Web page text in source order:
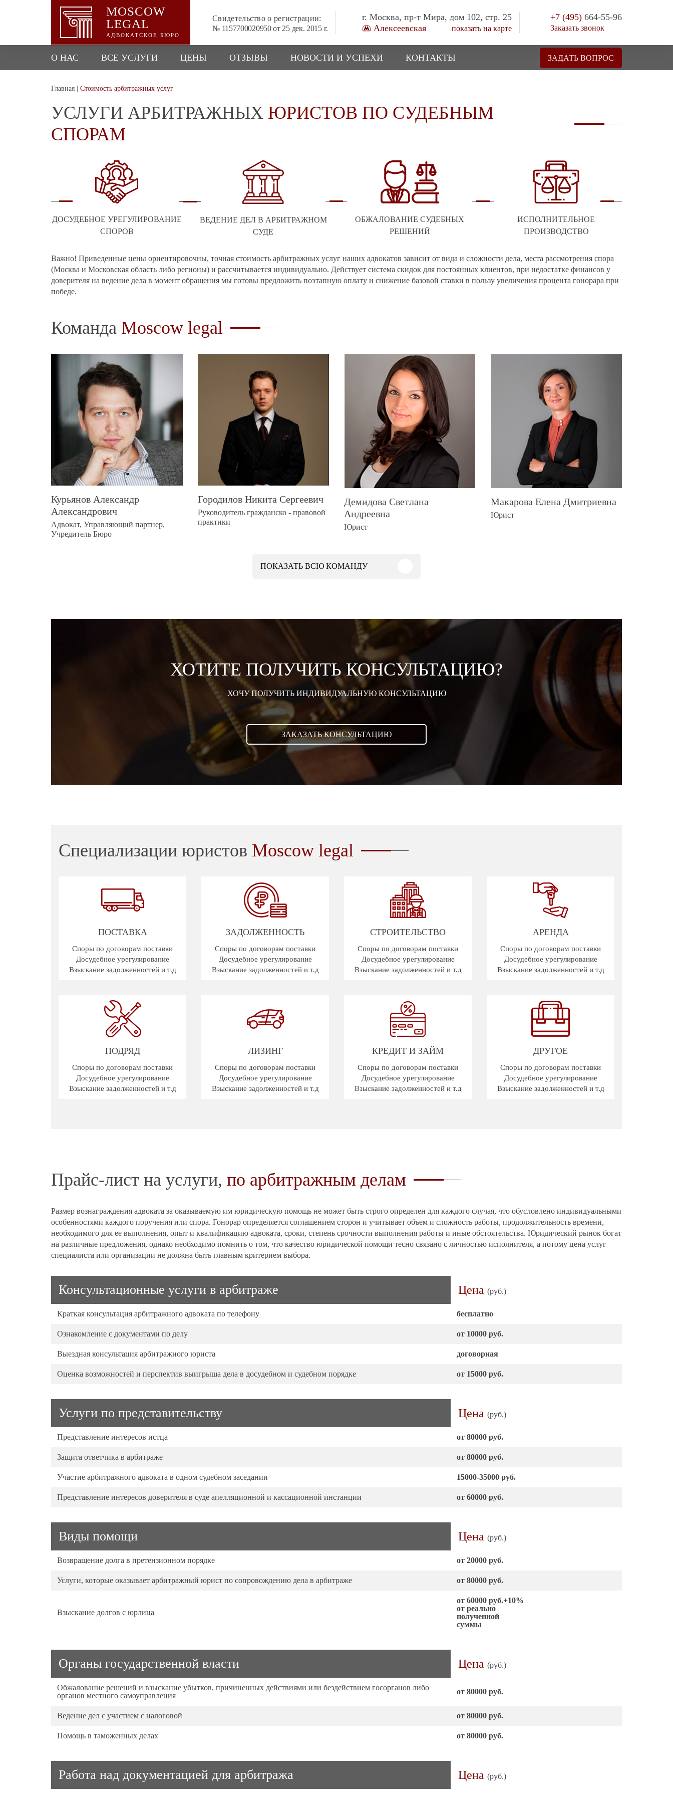
MOSCOW
LEGAL
АДВОКАТСКОЕ БЮРО
Свидетельство о регистрации:
№ 1157700020950 от 25 дек. 2015 г.
г. Москва, пр-т Мира, дом 102, стр. 25
Алексеевская
показать на карте
+7 (495) 664-55-96
Заказать звонок
О НАС ВСЕ УСЛУГИ ЦЕНЫ ОТЗЫВЫ НОВОСТИ И УСПЕХИ КОНТАКТЫ ЗАДАТЬ ВОПРОС
Главная Стоимость арбитражных услуг
УСЛУГИ АРБИТРАЖНЫХ ЮРИСТОВ ПО СУДЕБНЫМ
СПОРАМ
ДОСУДЕБНОЕ УРЕГУЛИРОВАНИЕ
СПОРОВ
ВЕДЕНИЕ ДЕЛ В АРБИТРАЖНОМ
СУДЕ
ОБЖАЛОВАНИЕ СУДЕБНЫХ
РЕШЕНИЙ
ИСПОЛНИТЕЛЬНОЕ
ПРОИЗВОДСТВО
Важно! Приведенные цены ориентировочны, точная стоимость арбитражных услуг наших адвокатов зависит от вида и сложности дела, места рассмотрения спора
(Москва и Московская область либо регионы) и рассчитывается индивидуально. Действует система скидок для постоянных клиентов, при недостатке финансов у
доверителя на ведение дела в момент обращения мы готовы предложить поэтапную оплату и снижение базовой ставки в пользу увеличения процента гонорара при
победе.
Команда Moscow legal
Курьянов Александр
Александрович
Адвокат, Управляющий партнер,
Учредитель Бюро
Городилов Никита Сергеевич
Руководитель гражданско - правовой
практики
Демидова Светлана
Андреевна
Юрист
Макарова Елена Дмитриевна
Юрист
ПОКАЗАТЬ ВСЮ КОМАНДУ
ХОТИТЕ ПОЛУЧИТЬ КОНСУЛЬТАЦИЮ?
ХОЧУ ПОЛУЧИТЬ ИНДИВИДУАЛЬНУЮ КОНСУЛЬТАЦИЮ
ЗАКАЗАТЬ КОНСУЛЬТАЦИЮ
Специализации юристов Moscow legal
ПОСТАВКА
Споры по договорам поставки
Досудебное урегулирование
Взыскание задолженностей и т.д
ЗАДОЛЖЕННОСТЬ
Споры по договорам поставки
Досудебное урегулирование
Взыскание задолженностей и т.д
СТРОИТЕЛЬСТВО
Споры по договорам поставки
Досудебное урегулирование
Взыскание задолженностей и т.д
АРЕНДА
Споры по договорам поставки
Досудебное урегулирование
Взыскание задолженностей и т.д
ПОДРЯД
Споры по договорам поставки
Досудебное урегулирование
Взыскание задолженностей и т.д
ЛИЗИНГ
Споры по договорам поставки
Досудебное урегулирование
Взыскание задолженностей и т.д
КРЕДИТ И ЗАЙМ
Споры по договорам поставки
Досудебное урегулирование
Взыскание задолженностей и т.д
ДРУГОЕ
Споры по договорам поставки
Досудебное урегулирование
Взыскание задолженностей и т.д
Прайс-лист на услуги, по арбитражным делам
Размер вознаграждения адвоката за оказываемую им юридическую помощь не может быть строго определен для каждого случая, что обусловлено индивидуальными
особенностями каждого поручения или спора. Гонорар определяется соглашением сторон и учитывает объем и сложность работы, продолжительность времени,
необходимого для ее выполнения, опыт и квалификацию адвоката, сроки, степень срочности выполнения работы и иные обстоятельства. Юридический рынок богат
на различные предложения, однако необходимо помнить о том, что качество юридической помощи тесно связано с личностью исполнителя, а потому цена услуг
специалиста или организации не должна быть главным критерием выбора.
Консультационные услуги в арбитраже Цена (руб.)
Краткая консультация арбитражного адвоката по телефону бесплатно
Ознакомление с документами по делу от 10000 руб.
Выездная консультация арбитражного юриста договорная
Оценка возможностей и перспектив выигрыша дела в досудебном и судебном порядке от 15000 руб.
Услуги по представительству Цена (руб.)
Представление интересов истца от 80000 руб.
Защита ответчика в арбитраже от 80000 руб.
Участие арбитражного адвоката в одном судебном заседании 15000-35000 руб.
Представление интересов доверителя в суде апелляционной и кассационной инстанции от 60000 руб.
Виды помощи Цена (руб.)
Возвращение долга в претензионном порядке от 20000 руб.
Услуги, которые оказывает арбитражный юрист по сопровождению дела в арбитраже от 80000 руб.
Взыскание долгов с юрлица
от 60000 руб.+10%
от реально
полученной
суммы
Органы государственной власти Цена (руб.)
Обжалование решений и взыскание убытков, причиненных действиями или бездействием госорганов либо
органов местного самоуправления
от 80000 руб.
Ведение дел с участием с налоговой от 80000 руб.
Помощь в таможенных делах от 80000 руб.
Работа над документацией для арбитража Цена (руб.)